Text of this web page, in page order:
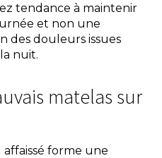
tendance à maintenir
et non une
des douleurs issues
nuit.
matelas sur
forme une